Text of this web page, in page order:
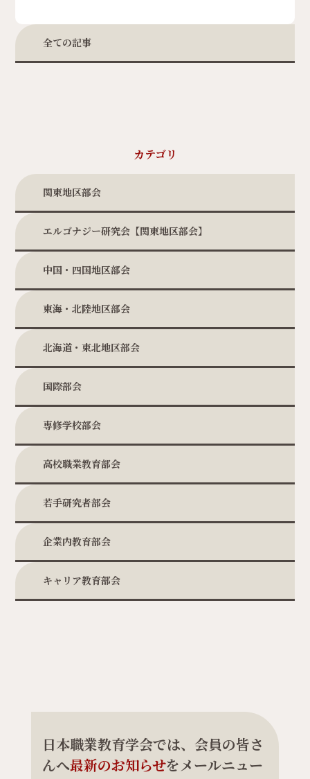
全ての記事
カテゴリ
関東地区部会
エルゴナジー研究会【関東地区部会】
中国・四国地区部会
東海・北陸地区部会
北海道・東北地区部会
国際部会
専修学校部会
高校職業教育部会
若手研究者部会
企業内教育部会
キャリア教育部会
日本職業教育学会では、会員の皆さ
んへ最新のお知らせをメールニュー